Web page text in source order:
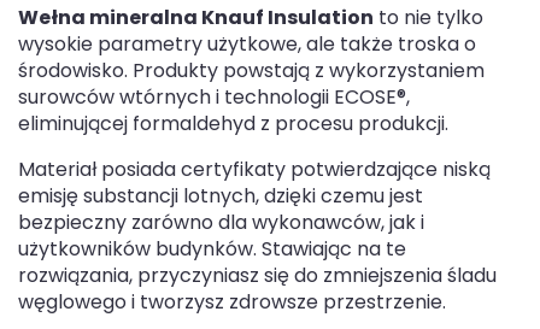
Wełna mineralna Knauf Insulation to nie tylko
wysokie parametry użytkowe, ale także troska o
środowisko. Produkty powstają z wykorzystaniem
surowców wtórnych i technologii ECOSE®,
eliminującej formaldehyd z procesu produkcji.
Materiał posiada certyfikaty potwierdzające niską
emisję substancji lotnych, dzięki czemu jest
bezpieczny zarówno dla wykonawców, jak i
użytkowników budynków. Stawiając na te
rozwiązania, przyczyniasz się do zmniejszenia śladu
węglowego i tworzysz zdrowsze przestrzenie.